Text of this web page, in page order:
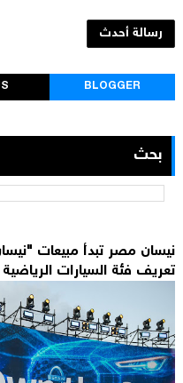
رسالة أحدث
BLOGGER
بحث
نيسان مصر تبدأ مبيعات
تعريف فئة السيارات